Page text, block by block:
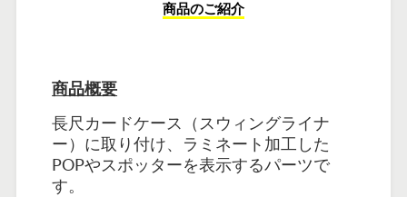
商品のご紹介
商品概要
長尺カードケース（スウィングライナ
ー）に取り付け、ラミネート加工した
POPやスポッターを表示するパーツで
す。